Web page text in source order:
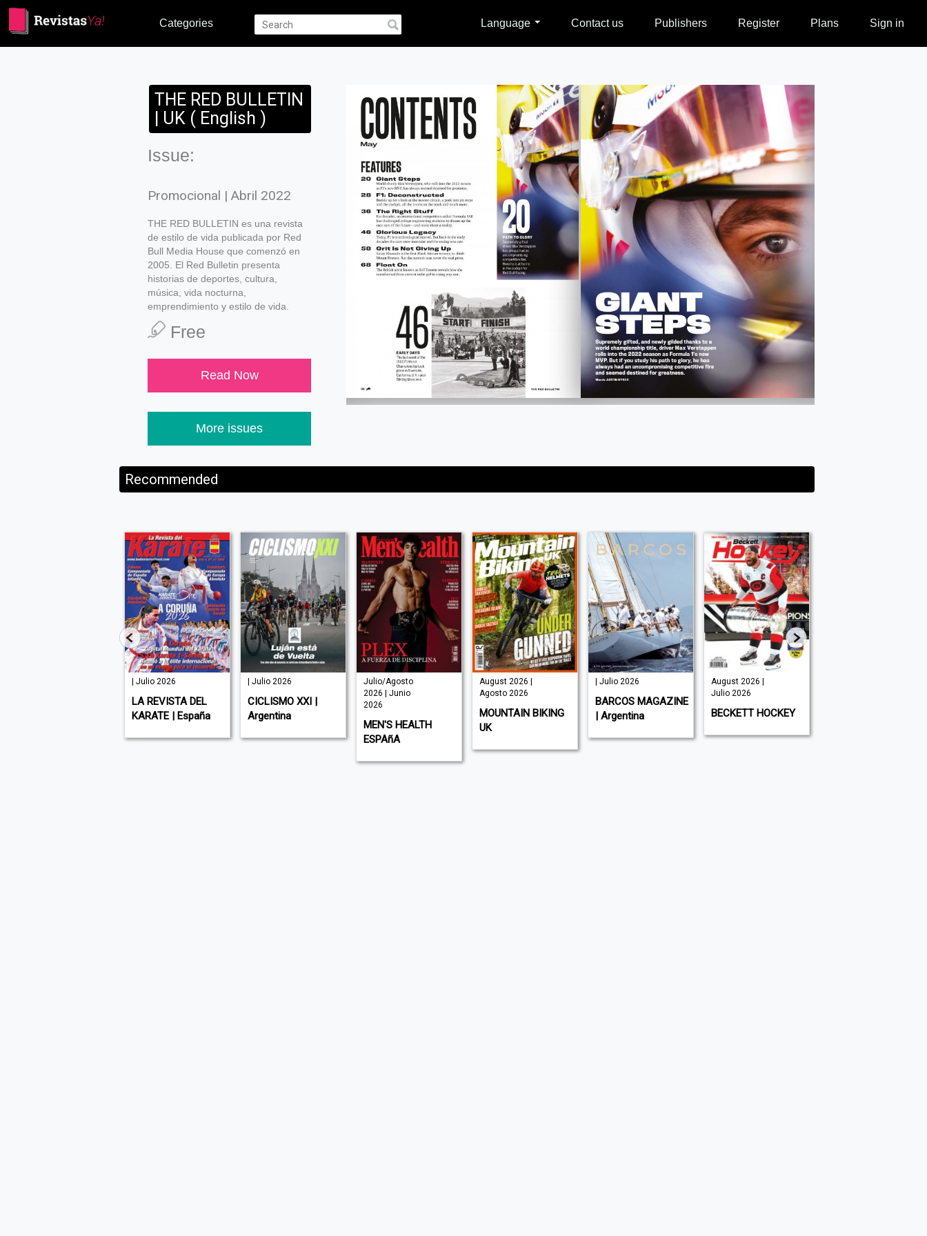
Categories Language Contact us Publishers Register Plans Sign in
THE RED BULLETIN
| UK ( English )
Issue:
Promocional | Abril 2022
THE RED BULLETIN es una revista
de estilo de vida publicada por Red
Bull Media House que comenzó en
2005. El Red Bulletin presenta
historias de deportes, cultura,
música, vida nocturna,
emprendimiento y estilo de vida.
Free
Read Now
More issues
Recommended
| Julio 2026
LA REVISTA DEL
KARATE | España
| Julio 2026
CICLISMO XXI |
Argentina
Julio/Agosto
2026 | Junio
2026
MEN'S HEALTH
ESPAñA
August 2026 |
Agosto 2026
MOUNTAIN BIKING
UK
| Julio 2026
BARCOS MAGAZINE
| Argentina
August 2026 |
Julio 2026
BECKETT HOCKEY